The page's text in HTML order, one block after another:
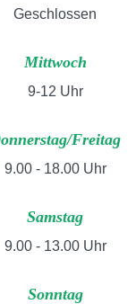
Geschlossen
Mittwoch
9-12 Uhr
Freitag
9.00 - 18.00 Uhr
Samstag
9.00 - 13.00 Uhr
Sonntag